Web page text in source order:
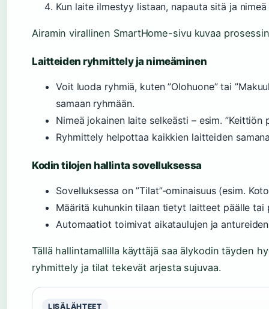
Kun laite ilmestyy listaan, napauta sitä ja nimeä
Airamin virallinen SmartHome-sivu kuvaa
Laitteiden ryhmittely ja nimeäminen
Voit luoda ryhmiä, kuten ”Olohuone” tai
samaan ryhmään.
Nimeä jokainen laite selkeästi – esim. ”Keittiön
Ryhmittely helpottaa kaikkien laitteiden
Kodin tilojen hallinta sovelluksessa
Sovelluksessa on ”Tilat”-ominaisuus (esim.
Määritä kuhunkin tilaan tietyt laitteet päälle tai
Automaatiot toimivat aikataulujen ja
Tällä hallintamallilla käyttäjä saa älykodin täyden
ryhmittely ja tilat tekevät arjesta sujuvaa.
LISÄLÄHTEET